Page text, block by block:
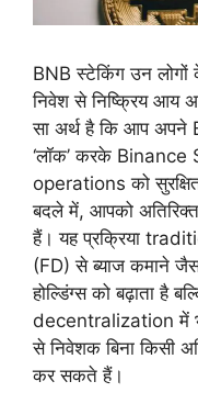
BNB स्टेकिंग उन
निवेश से निष्क्रिय आय
सा अर्थ है कि आप अपने
‘लॉक’ करके
operations को
बदले में, आपको
हैं। यह प्रक्रिया
(FD) से ब्याज कमाने
होल्डिंग्स को बढ़ाता है
decentralization में
से निवेशक बिना किसी
कर सकते हैं।